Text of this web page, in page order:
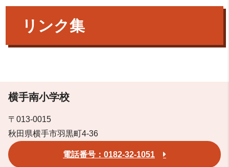
リンク集
横手南小学校
〒013-0015
秋田県横手市羽黒町4-36
電話番号：0182-32-1051